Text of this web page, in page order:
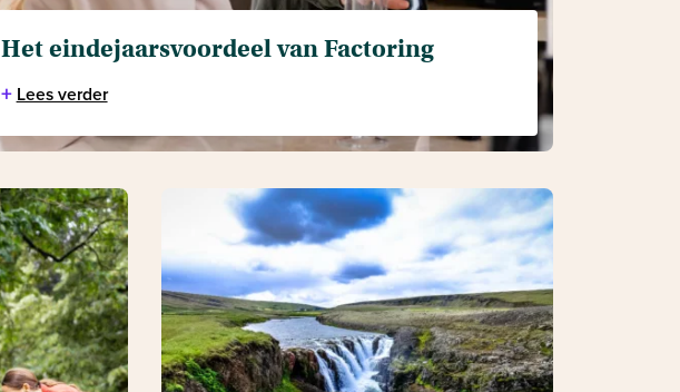
Het eindejaarsvoordeel van Factoring
+ Lees verder